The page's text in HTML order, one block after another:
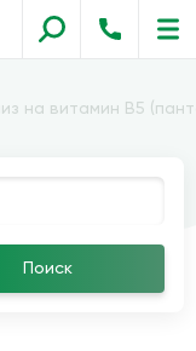
на витамин В5
Поиск